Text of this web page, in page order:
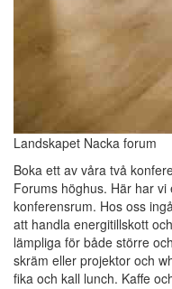
Landskapet Nacka forum
Boka ett av våra två
Forums höghus. Här har
konferensrum. Hos oss
att handla energitillskott
lämpliga för både större
skräm eller projektor och
fika och kall lunch. Kaffe